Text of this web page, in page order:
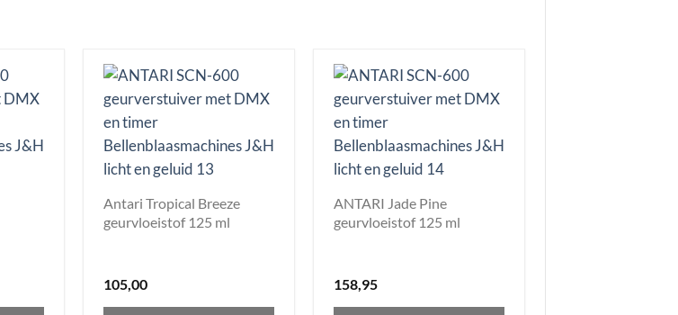
Antari Tropical Breeze
geurvloeistof 125 ml
105,00
ANTARI Jade Pine
geurvloeistof 125 ml
158,95